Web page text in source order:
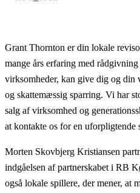
Grant Thornton er din lokale
mange års erfaring med
virksomheder, kan give dig og din
og skattemæssig sparring. Vi har
salg af virksomhed og
at kontakte os for en uforpligtende
Morten Skovbjerg Kristiansen
indgåelsen af partnerskabet i RB
også lokale spillere, der mener, at